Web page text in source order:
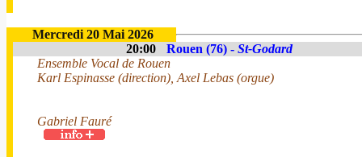
Mercredi 20 Mai 2026
20:00
Rouen (76) - St-Godard
Ensemble Vocal de Rouen
Karl Espinasse (direction), Axel Lebas (orgue)
Gabriel Fauré